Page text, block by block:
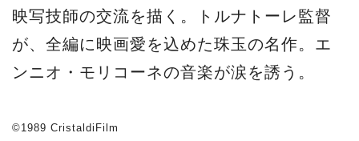
映写技師の交流を描く。トルナトーレ監督
が、全編に映画愛を込めた珠玉の名作。エ
ンニオ・モリコーネの音楽が涙を誘う。
©1989 CristaldiFilm